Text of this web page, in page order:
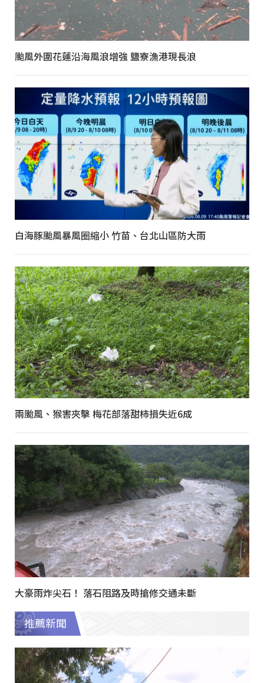
颱風外圍花蓮沿海風浪增強 鹽寮漁港現長浪
白海豚颱風暴風圈縮小 竹苗、台北山區防大雨
兩颱風、猴害夾擊 梅花部落甜柿損失近6成
大豪雨炸尖石！ 落石阻路及時搶修交通未斷
推薦新聞